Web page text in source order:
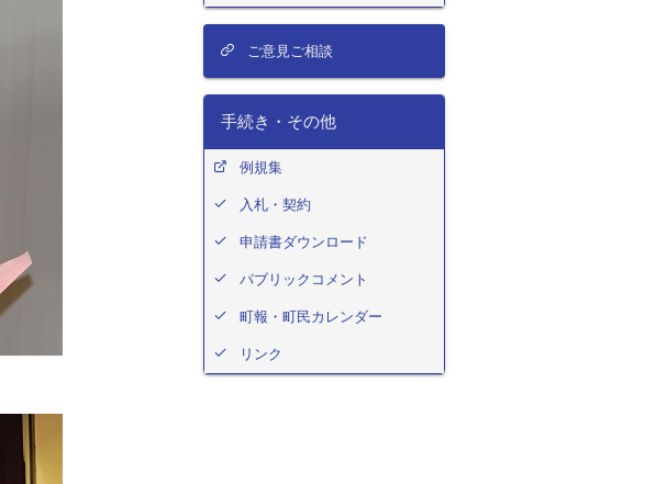
ご意見ご相談
手続き・その他
例規集
入札・契約
申請書ダウンロード
パブリックコメント
町報・町民カレンダー
リンク